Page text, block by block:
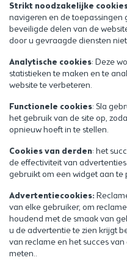
Strikt noodzakelijke
navigeren en de
beveiligde delen van de
door u gevraagde diensten
Analytische cookies: Deze
statistieken te maken en te
website te verbeteren.
Functionele cookies: Sla
het gebruik van de site op,
opnieuw hoeft in te stellen.
Cookies van derden: het
de effectiviteit van
gebruikt om een widget aan te
Advertentiecookies:
van elke gebruiker, om
houdend met de smaak van
u de advertentie te zien krijgt
van reclame en het succes
meten..